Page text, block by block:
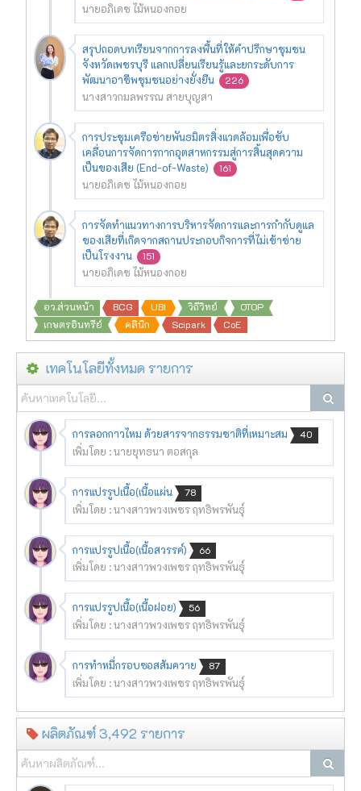
นายอภิเดช ไม้หนองกอย
สรุปถอดบทเรียนจากการลงพื้นที่ให้คำปรึกษาชุมชน
จังหวัดเพชรบุรี แลกเปลี่ยนเรียนรู้และยกระดับการ
พัฒนาอาชีพชุมชนอย่างยั่งยืน
226
นางสาวกมลพรรณ สายบุญสา
การประชุมเครือข่ายพันธมิตรสิ่งแวดล้อมเพื่อขับ
เคลื่อนการจัดการกากอุตสาหกรรมสู่การสิ้นสุดความ
เป็นของเสีย (End-of-Waste)
161
นายอภิเดช ไม้หนองกอย
การจัดทำแนวทางการบริหารจัดการและการกำกับดูแล
ของเสียที่เกิดจากสถานประกอบกิจการที่ไม่เข้าข่าย
เป็นโรงงาน
151
นายอภิเดช ไม้หนองกอย
อว.ส่วนหน้า BCG UBI วิถีวิทย์
OTOP
เกษตรอินทรีย์
คลินิก Scipark CoE
เทคโนโลยีทั้งหมด รายการ
การลอกกาวไหม ด้วยสารจากธรรมชาติที่เหมาะสม 40
เพิ่มโดย : นายยุทธนา ตอสกุล
การแปรรูปเนื้อ(เนื้อแผ่น 78
เพิ่มโดย : นางสาวพวงเพชร ฤทธิพรพันธุ์
การแปรรูปเนื้อ(เนื้อสวรรค์) 66
เพิ่มโดย : นางสาวพวงเพชร ฤทธิพรพันธุ์
การแปรรูปเนื้อ(เนื้อฝอย) 56
เพิ่มโดย : นางสาวพวงเพชร ฤทธิพรพันธุ์
การทำหมี่กรอบซอสส้มควาย 87
เพิ่มโดย : นางสาวพวงเพชร ฤทธิพรพันธุ์
ผลิตภัณฑ์ 3,492 รายการ